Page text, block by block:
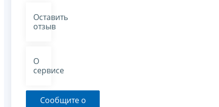
Оставить
отзыв
О
сервисе
Сообщите о